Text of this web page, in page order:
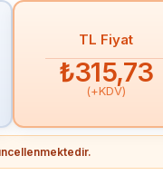
TL Fiyat
₺315,73
(+KDV)